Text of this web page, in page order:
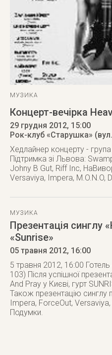
МУЗИКА
Концерт-вечірка
29 грудня 2012, 15:00
Рок-клуб «Старушка»
Хедлайнер концерту -
Підтримка зі Львова:
Johny B Gut, Riff Inc,
Versaviya, Impera, M.O.N.O,
МУЗИКА
Презентація синглу
«Sunrise»
05 травня 2012, 16:00
5 травня 2012, 16:00
103) Після успішної
And Pray у Києві, гурт
Також презентацію синглу
Impera, ForceOut,
Подумки.